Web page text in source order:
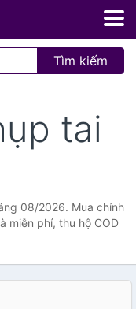
Tìm kiếm
tai
08/2026. Mua chính
miễn phí, thu hộ COD